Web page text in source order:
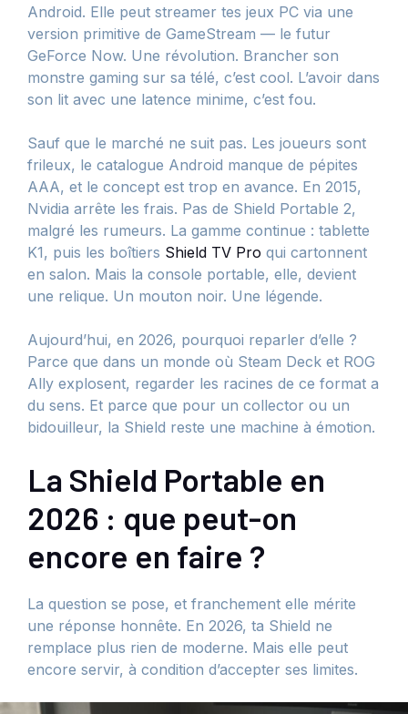
Android. Elle peut streamer tes jeux PC via une
version primitive de GameStream — le futur
GeForce Now. Une révolution. Brancher son
monstre gaming sur sa télé, c’est cool. L’avoir dans
son lit avec une latence minime, c’est fou.
Sauf que le marché ne suit pas. Les joueurs sont
frileux, le catalogue Android manque de pépites
AAA, et le concept est trop en avance. En 2015,
Nvidia arrête les frais. Pas de Shield Portable 2,
malgré les rumeurs. La gamme continue : tablette
K1, puis les boîtiers Shield TV Pro qui cartonnent
en salon. Mais la console portable, elle, devient
une relique. Un mouton noir. Une légende.
Aujourd’hui, en 2026, pourquoi reparler d’elle ?
Parce que dans un monde où Steam Deck et ROG
Ally explosent, regarder les racines de ce format a
du sens. Et parce que pour un collector ou un
bidouilleur, la Shield reste une machine à émotion.
La Shield Portable en
2026 : que peut-on
encore en faire ?
La question se pose, et franchement elle mérite
une réponse honnête. En 2026, ta Shield ne
remplace plus rien de moderne. Mais elle peut
encore servir, à condition d’accepter ses limites.